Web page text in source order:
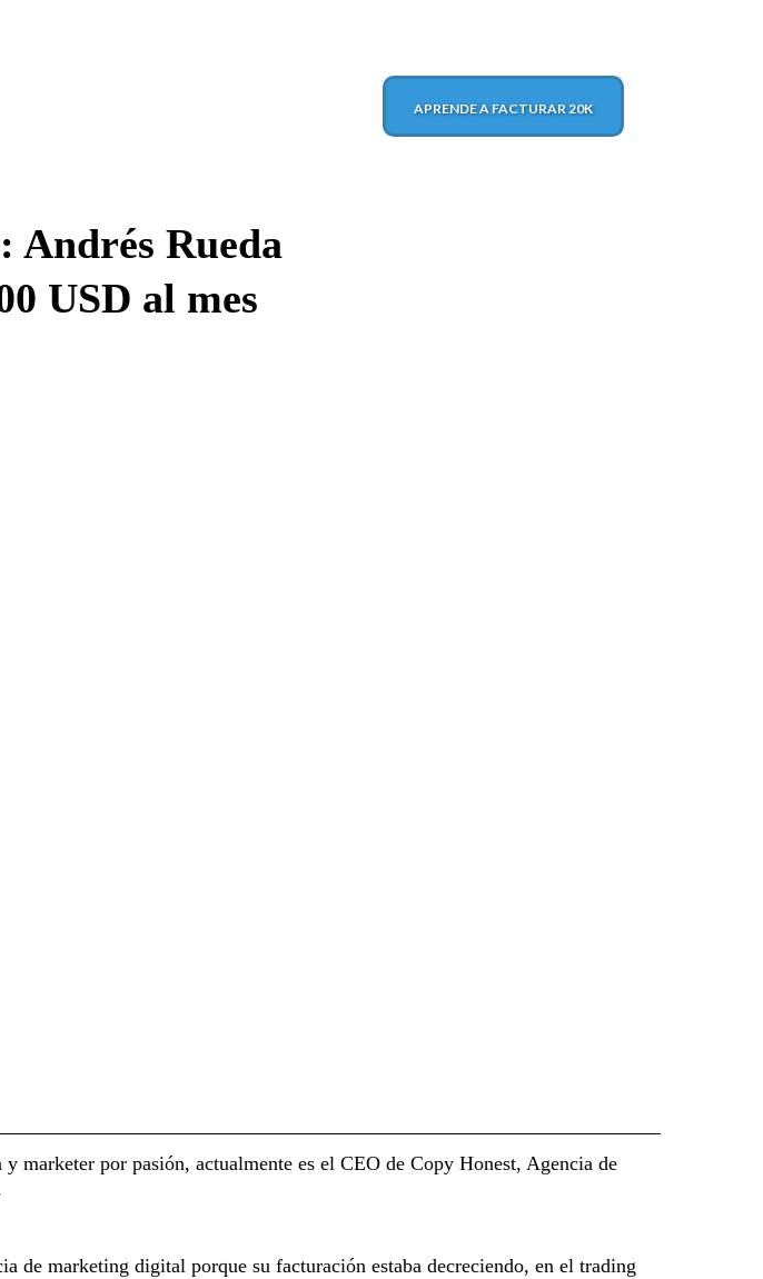
APRENDE A FACTURAR 20K
Andrés Rueda
USD al mes
marketer por pasión, actualmente es el CEO de Copy Honest, Agencia de
de marketing digital porque su facturación estaba decreciendo, en el trading